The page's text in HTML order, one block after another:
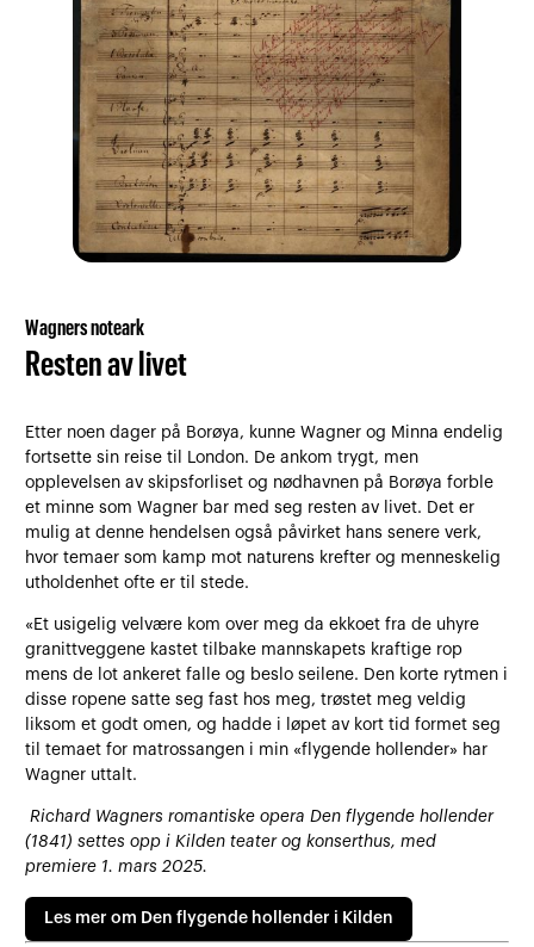
Wagners noteark
Resten av livet
Etter noen dager på Borøya, kunne Wagner og Minna endelig
fortsette sin reise til London. De ankom trygt, men
opplevelsen av skipsforliset og nødhavnen på Borøya forble
et minne som Wagner bar med seg resten av livet. Det er
mulig at denne hendelsen også påvirket hans senere verk,
hvor temaer som kamp mot naturens krefter og menneskelig
utholdenhet ofte er til stede.
«Et usigelig velvære kom over meg da ekkoet fra de uhyre
granittveggene kastet tilbake mannskapets kraftige rop
mens de lot ankeret falle og beslo seilene. Den korte rytmen i
disse ropene satte seg fast hos meg, trøstet meg veldig
liksom et godt omen, og hadde i løpet av kort tid formet seg
til temaet for matrossangen i min «flygende hollender» har
Wagner uttalt.
Richard Wagners romantiske opera Den flygende hollender
(1841) settes opp i Kilden teater og konserthus, med
premiere 1. mars 2025.
Les mer om Den flygende hollender i Kilden